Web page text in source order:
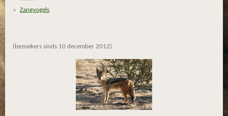
Zangvogels
(bezoekers sinds 10 december 2012)